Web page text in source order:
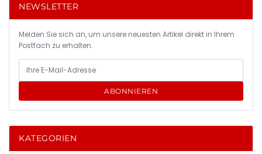
NEWSLETTER
Melden Sie sich an, um unsere neuesten Artikel direkt in Ihrem
Postfach zu erhalten.
ABONNIEREN
KATEGORIEN